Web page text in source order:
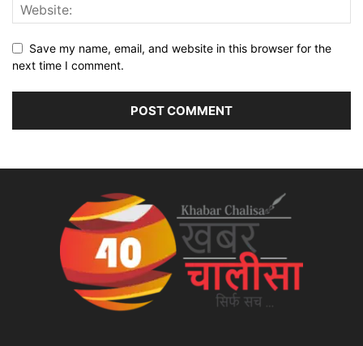
Save my name, email, and website in this browser for the
next time I comment.